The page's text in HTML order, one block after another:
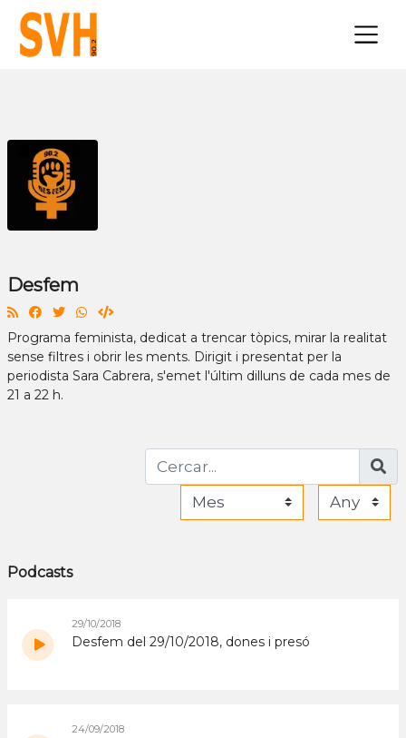
×
Desfem
Programa feminista, dedicat a trencar tòpics, mirar la realitat
sense filtres i obrir les ments. Dirigit i presentat per la
periodista Sara Cabrera, s'emet l'últim dilluns de cada mes de
21 a 22 h.
Podcasts
29/10/2018
Desfem del 29/10/2018, dones i presó
24/09/2018